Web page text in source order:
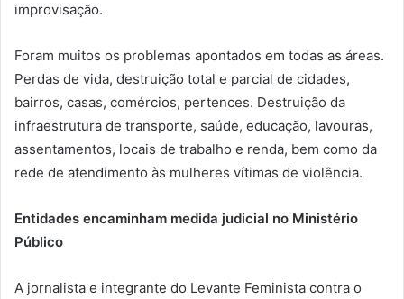
improvisação.
Foram muitos os problemas apontados em todas as áreas.
Perdas de vida, destruição total e parcial de cidades,
bairros, casas, comércios, pertences. Destruição da
infraestrutura de transporte, saúde, educação, lavouras,
assentamentos, locais de trabalho e renda, bem como da
rede de atendimento às mulheres vítimas de violência.
Entidades encaminham medida judicial no Ministério
Público
A jornalista e integrante do Levante Feminista contra o